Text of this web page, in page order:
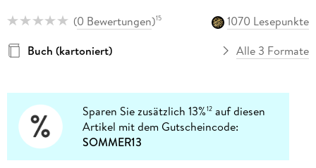
(0 Bewertungen)15
1070 Lesepunkte
Buch (kartoniert)
Alle 3 Formate
Sparen Sie zusätzlich 13%12 auf diesen
Artikel mit dem Gutscheincode:
SOMMER13